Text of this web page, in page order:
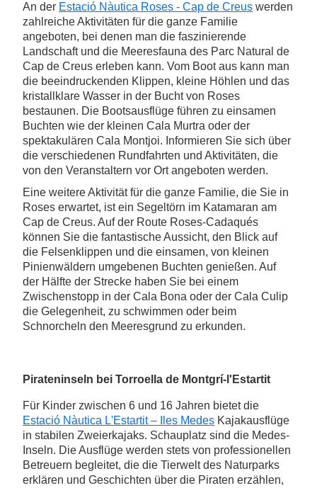
An der Estació Nàutica Roses - Cap de Creus werden
zahlreiche Aktivitäten für die ganze Familie
angeboten, bei denen man die faszinierende
Landschaft und die Meeresfauna des Parc Natural de
Cap de Creus erleben kann. Vom Boot aus kann man
die beeindruckenden Klippen, kleine Höhlen und das
kristallklare Wasser in der Bucht von Roses
bestaunen. Die Bootsausflüge führen zu einsamen
Buchten wie der kleinen Cala Murtra oder der
spektakulären Cala Montjoi. Informieren Sie sich über
die verschiedenen Rundfahrten und Aktivitäten, die
von den Veranstaltern vor Ort angeboten werden.
Eine weitere Aktivität für die ganze Familie, die Sie in
Roses erwartet, ist ein Segeltörn im Katamaran am
Cap de Creus. Auf der Route Roses-Cadaqués
können Sie die fantastische Aussicht, den Blick auf
die Felsenklippen und die einsamen, von kleinen
Pinienwäldern umgebenen Buchten genießen. Auf
der Hälfte der Strecke haben Sie bei einem
Zwischenstopp in der Cala Bona oder der Cala Culip
die Gelegenheit, zu schwimmen oder beim
Schnorcheln den Meeresgrund zu erkunden.
Pirateninseln bei Torroella de Montgrí-l'Estartit
Für Kinder zwischen 6 und 16 Jahren bietet die
Estació Nàutica L'Estartit – Iles Medes Kajakausflüge
in stabilen Zweierkajaks. Schauplatz sind die Medes-
Inseln. Die Ausflüge werden stets von professionellen
Betreuern begleitet, die die Tierwelt des Naturparks
erklären und Geschichten über die Piraten erzählen,